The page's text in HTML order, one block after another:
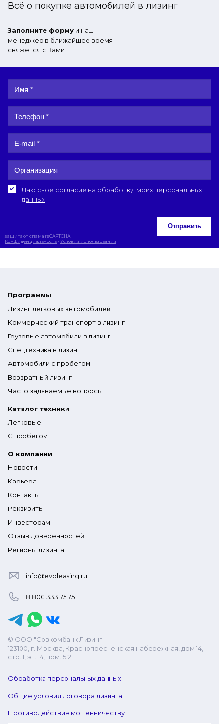
Всё о покупке автомобилей в лизинг
Заполните форму и наш
менеджер в ближайшее время
свяжется с Вами
Даю свое согласие на обработку моих персональных
данных
Отправить
защита от спама reCAPTCHA
Конфиденциальность-Условия использования
Программы
Лизинг легковых автомобилей
Коммерческий транспорт в лизинг
Грузовые автомобили в лизинг
Спецтехника в лизинг
Автомобили с пробегом
Возвратный лизинг
Часто задаваемые вопросы
Каталог техники
Легковые
С пробегом
О компании
Новости
Карьера
Контакты
Реквизиты
Инвесторам
Отзыв доверенностей
Регионы лизинга
info@evoleasing.ru
8 800 333 75 75
© ООО "Совкомбанк Лизинг"
123100, г. Москва, Краснопресненская набережная, дом 14,
стр. 1, эт. 14, пом. 512
Обработка персональных данных
Общие условия договора лизинга
Противодействие мошенничеству